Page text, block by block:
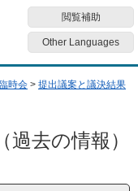
閲覧補助
Other Languages
時会 > 提出議案と議決結果
去の情報）